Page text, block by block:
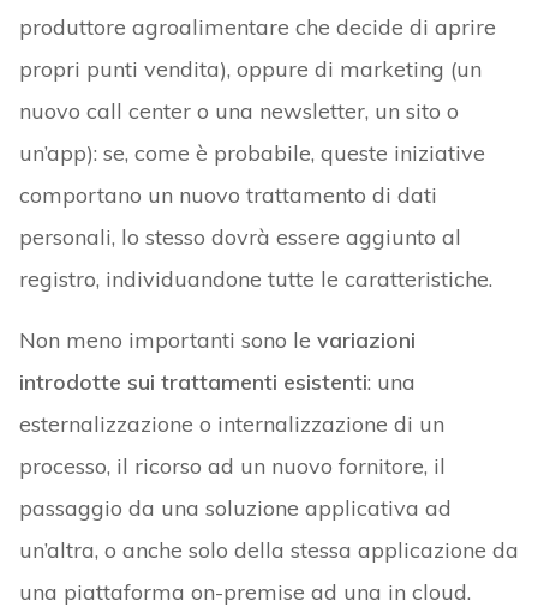
produttore agroalimentare che decide di aprire
propri punti vendita), oppure di marketing (un
nuovo call center o una newsletter, un sito o
un’app): se, come è probabile, queste iniziative
comportano un nuovo trattamento di dati
personali, lo stesso dovrà essere aggiunto al
registro, individuandone tutte le caratteristiche.
Non meno importanti sono le variazioni
introdotte sui trattamenti esistenti: una
esternalizzazione o internalizzazione di un
processo, il ricorso ad un nuovo fornitore, il
passaggio da una soluzione applicativa ad
un’altra, o anche solo della stessa applicazione da
una piattaforma on-premise ad una in cloud.